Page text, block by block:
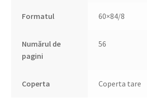
Formatul 60×84/8
Numărul de
pagini
56
Coperta Coperta tare